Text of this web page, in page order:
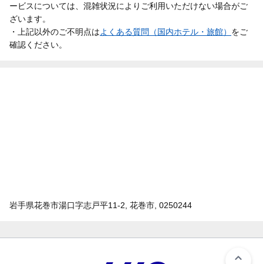
ービスについては、混雑状況によりご利用いただけない場合がご
ざいます。
・上記以外のご不明点はよくある質問（国内ホテル・旅館） をご
確認ください。
岩手県花巻市湯口字志戸平11-2, 花巻市, 0250244